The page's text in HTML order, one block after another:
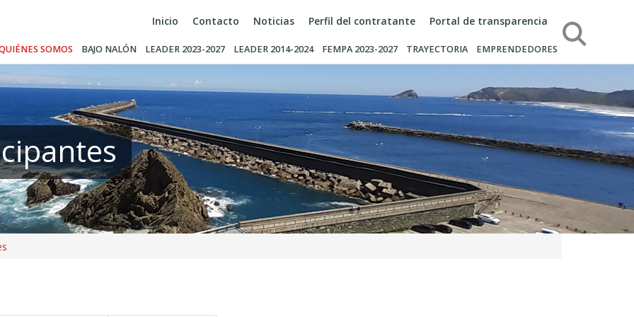
Inicio Contacto Noticias Perfil del contratante Portal de transparencia
SOMOS BAJO NALÓN LEADER 2023-2027 LEADER 2014-2024 FEMPA 2023-2027 TRAYECTORIA EMPRENDEDORES
Búsqueda